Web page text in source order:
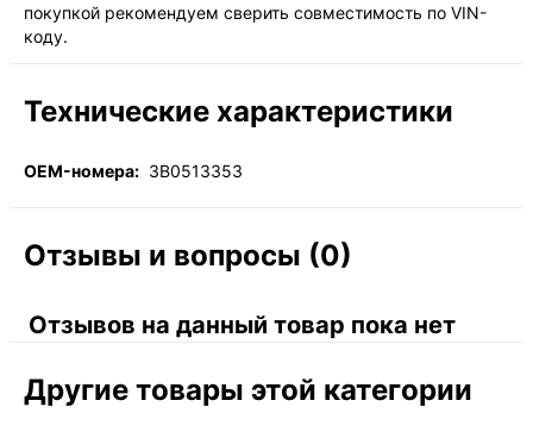
покупкой рекомендуем сверить совместимость по VIN-
коду.
Технические характеристики
OEM-номера: 3B0513353
Отзывы и вопросы (0)
Отзывов на данный товар пока нет
Другие товары этой категории